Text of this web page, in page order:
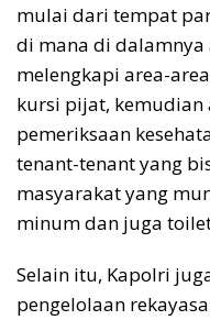
mulai dari tempat
di mana di
melengkapi area-
kursi pijat,
pemeriksaan
tenant-tenant yang
masyarakat yang
minum dan juga
Selain itu, Kapolri
pengelolaan